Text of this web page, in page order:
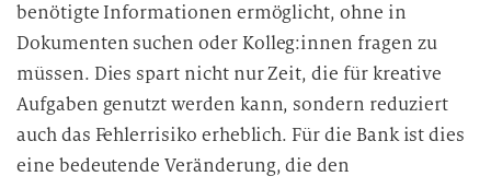
benötigte Informationen ermöglicht, ohne in
Dokumenten suchen oder Kolleg:innen fragen zu
müssen. Dies spart nicht nur Zeit, die für kreative
Aufgaben genutzt werden kann, sondern reduziert
auch das Fehlerrisiko erheblich. Für die Bank ist dies
eine bedeutende Veränderung, die den